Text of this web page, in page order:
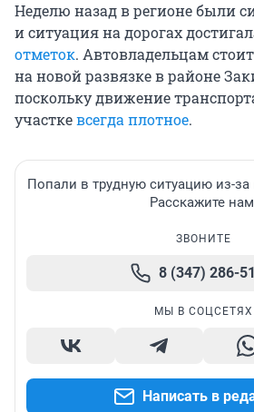
Неделю назад в регионе были
и ситуация на дорогах
отметок. Автовладельцам
на новой развязке в районе
поскольку движение
участкевсегда плотное.
Попали в трудную ситуацию из-
Расскажите
ЗВОНИТЕ
8 (347) 286-
МЫ В СОЦСЕТЯХ
Написать в